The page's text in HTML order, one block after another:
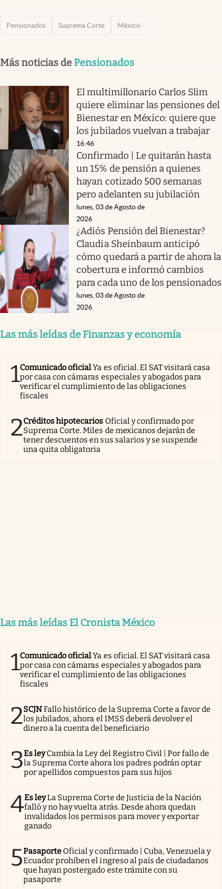
Pensionados Suprema Corte México
Más noticias de Pensionados
El multimillonario Carlos Slim
quiere eliminar las pensiones del
Bienestar en México: quiere que
los jubilados vuelvan a trabajar
16:46
Confirmado | Le quitarán hasta
un 15% de pensión a quienes
hayan cotizado 500 semanas
pero adelanten su jubilación
lunes, 03 de Agosto de
2026
¿Adiós Pensión del Bienestar?
Claudia Sheinbaum anticipó
cómo quedará a partir de ahora la
cobertura e informó cambios
para cada uno de los pensionados
lunes, 03 de Agosto de
2026
Las más leídas de Finanzas y economía
1Comunicado oficialYa es oficial. El SAT visitará casa
por casa con cámaras especiales y abogados para
verificar el cumplimiento de las obligaciones
fiscales
2Créditos hipotecarios Oficial y confirmado por
Suprema Corte. Miles de mexicanos dejarán de
tener descuentos en sus salarios y se suspende
una quita obligatoria
Las más leídas El Cronista México
1Comunicado oficialYa es oficial. El SAT visitará casa
por casa con cámaras especiales y abogados para
verificar el cumplimiento de las obligaciones
fiscales
2SCJNFallo histórico de la Suprema Corte a favor de
los jubilados, ahora el IMSS deberá devolver el
dinero a la cuenta del beneficiario
3Es ley Cambia la Ley del Registro Civil | Por fallo de
la Suprema Corte ahora los padres podrán optar
por apellidos compuestos para sus hijos
4Es leyLa Suprema Corte de Justicia de la Nación
falló y no hay vuelta atrás. Desde ahora quedan
invalidados los permisos para mover y exportar
ganado
5Pasaporte Oficial y confirmado | Cuba, Venezuela y
Ecuador prohíben el ingreso al país de ciudadanos
que hayan postergado este trámite con su
pasaporte